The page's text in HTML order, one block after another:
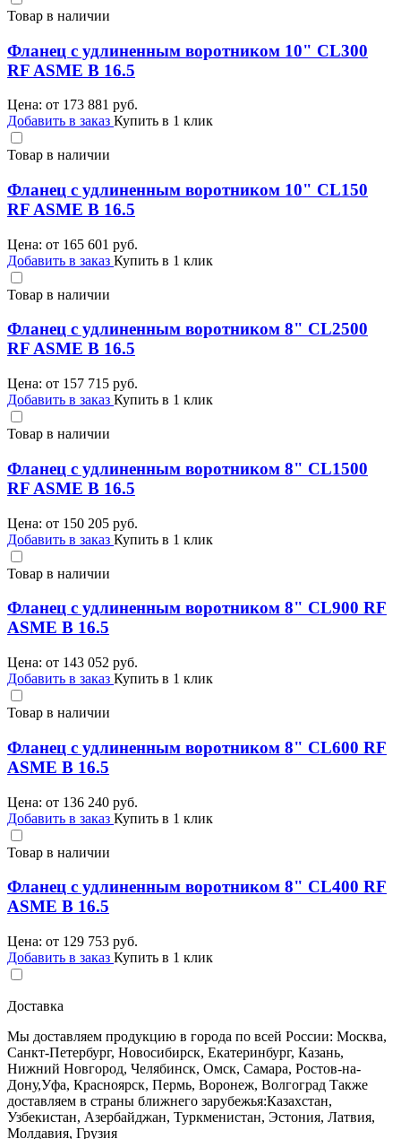
Товар в наличии
Фланец с удлиненным воротником 10" CL300
RF ASME B 16.5
Цена: от 173 881 руб.
Добавить в заказ Купить в 1 клик
Товар в наличии
Фланец с удлиненным воротником 10" CL150
RF ASME B 16.5
Цена: от 165 601 руб.
Добавить в заказ Купить в 1 клик
Товар в наличии
Фланец с удлиненным воротником 8" CL2500
RF ASME B 16.5
Цена: от 157 715 руб.
Добавить в заказ Купить в 1 клик
Товар в наличии
Фланец с удлиненным воротником 8" CL1500
RF ASME B 16.5
Цена: от 150 205 руб.
Добавить в заказ Купить в 1 клик
Товар в наличии
Фланец с удлиненным воротником 8" CL900 RF
ASME B 16.5
Цена: от 143 052 руб.
Добавить в заказ Купить в 1 клик
Товар в наличии
Фланец с удлиненным воротником 8" CL600 RF
ASME B 16.5
Цена: от 136 240 руб.
Добавить в заказ Купить в 1 клик
Товар в наличии
Фланец с удлиненным воротником 8" CL400 RF
ASME B 16.5
Цена: от 129 753 руб.
Добавить в заказ Купить в 1 клик
Доставка
Мы доставляем продукцию в города по всей России: Москва,
Санкт-Петербург, Новосибирск, Екатеринбург, Казань,
Нижний Новгород, Челябинск, Омск, Самара, Ростов-на-
Дону,Уфа, Красноярск, Пермь, Воронеж, Волгоград Также
доставляем в страны ближнего зарубежья:Казахстан,
Узбекистан, Азербайджан, Туркменистан, Эстония, Латвия,
Молдавия, Грузия